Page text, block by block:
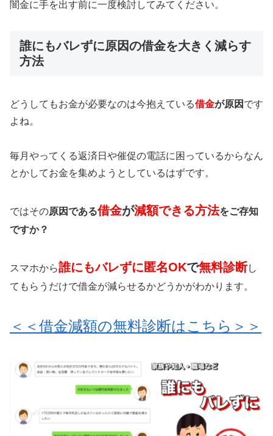
闇金に手を出す前に一度検討してみてください。
誰にもバレずに原因の借金を大きく減らす
方法
どうしてもお金が必要なのは今抱えている借金が原因 です
よね。
毎月やってくる返済日や催促の電話に困っているからなん
とかしてお金を集めようとしているはずです。
ではその原因である借金が減額できる方法をご存知
ですか？
スマホから誰にもバレずに匿名OKで無料診断し
てもらうだけで借金が減らせるかどうかがわかります。
＜＜借金減額の無料診断はこちら＞＞